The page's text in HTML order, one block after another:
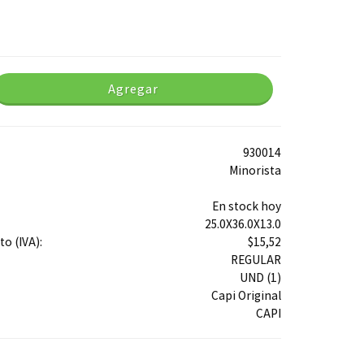
Agregar
930014
Minorista
En stock hoy
25.0X36.0X13.0
(IVA):
$15,52
REGULAR
UND (1)
Capi Original
CAPI